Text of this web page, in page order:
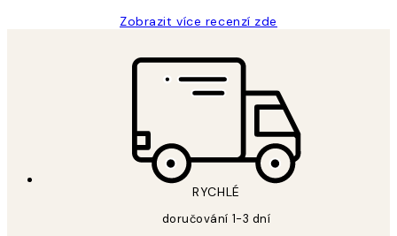
Zobrazit více recenzí zde
RYCHLÉ
doručování 1-3 dní